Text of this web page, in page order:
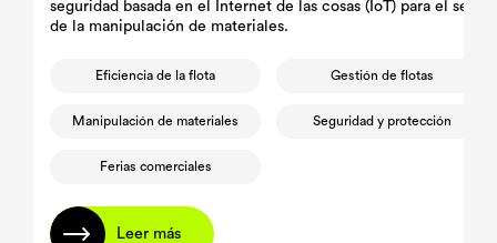
seguridad basada en el Internet de las cosas (IoT) para el sector
de la manipulación de materiales.
Eficiencia de la flota Gestión de flotas
Manipulación de materiales Seguridad y protección
Ferias comerciales
Leer más